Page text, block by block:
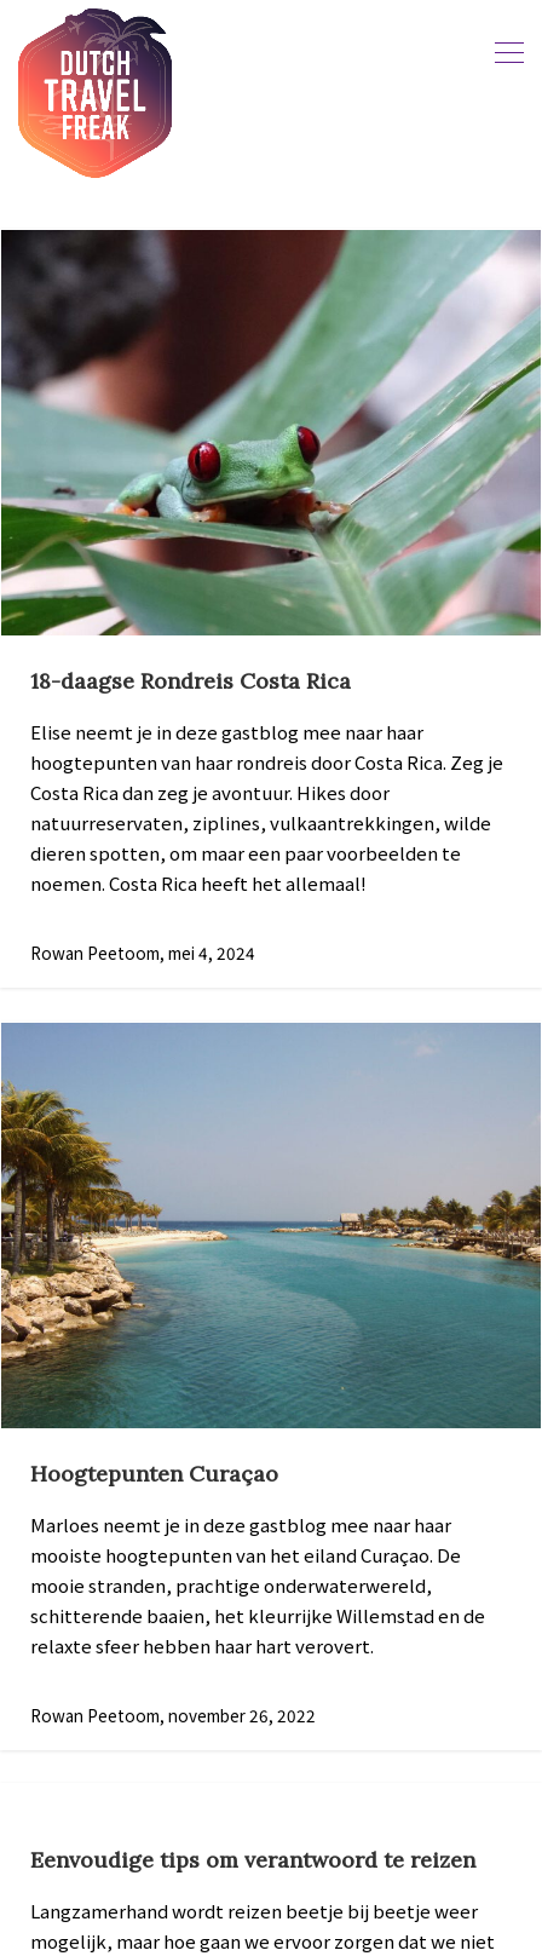
18-daagse Rondreis Costa Rica
Elise neemt je in deze gastblog mee naar haar
hoogtepunten van haar rondreis door Costa Rica. Zeg je
Costa Rica dan zeg je avontuur. Hikes door
natuurreservaten, ziplines, vulkaantrekkingen, wilde
dieren spotten, om maar een paar voorbeelden te
noemen. Costa Rica heeft het allemaal!
Rowan Peetoom, mei 4, 2024
Hoogtepunten Curaçao
Marloes neemt je in deze gastblog mee naar haar
mooiste hoogtepunten van het eiland Curaçao. De
mooie stranden, prachtige onderwaterwereld,
schitterende baaien, het kleurrijke Willemstad en de
relaxte sfeer hebben haar hart verovert.
Rowan Peetoom, november 26, 2022
Eenvoudige tips om verantwoord te reizen
Langzamerhand wordt reizen beetje bij beetje weer
mogelijk, maar hoe gaan we ervoor zorgen dat we niet